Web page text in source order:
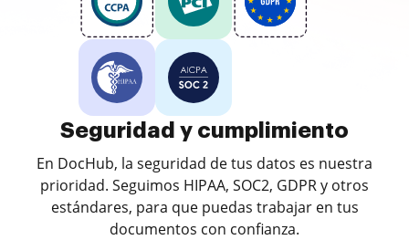
Seguridad y cumplimiento
En DocHub, la seguridad de tus datos es nuestra
prioridad. Seguimos HIPAA, SOC2, GDPR y otros
estándares, para que puedas trabajar en tus
documentos con confianza.